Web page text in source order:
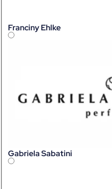
Franciny Ehlke
Gabriela Sabatini